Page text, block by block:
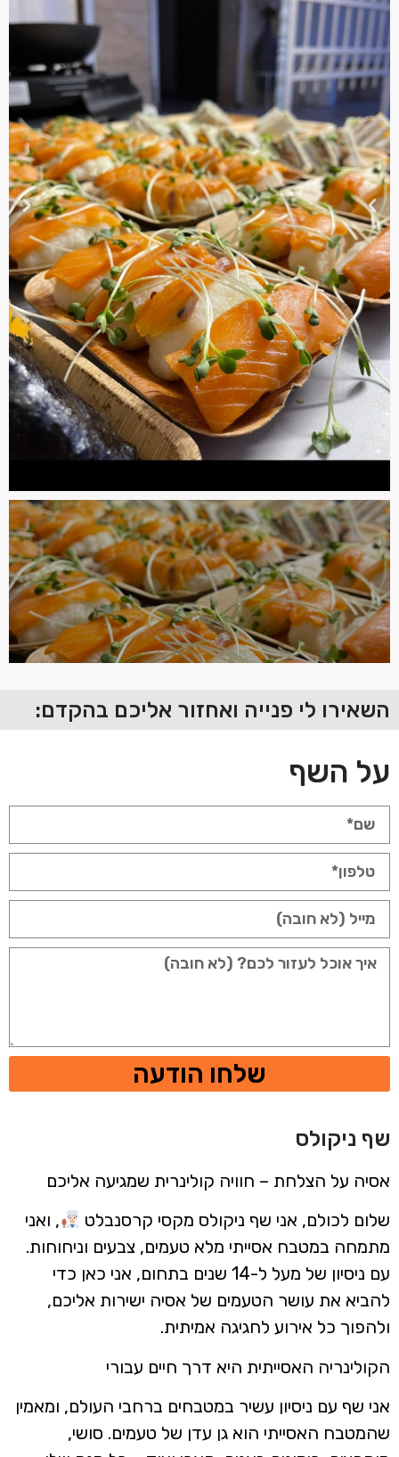
השאירו לי פנייה ואחזור אליכם בהקדם:
על השף
שלחו הודעה
שף ניקולס
אסיה על הצלחת – חוויה קולינרית שמגיעה אליכם
שלום לכולם, אני שף ניקולס מקסי קרסנבלט
, ואני
מתמחה במטבח אסייתי מלא טעמים, צבעים וניחוחות.
עם ניסיון של מעל ל-14 שנים בתחום, אני כאן כדי
להביא את עושר הטעמים של אסיה ישירות אליכם,
ולהפוך כל אירוע לחגיגה אמיתית.
הקולינריה האסייתית היא דרך חיים עבורי
אני שף עם ניסיון עשיר במטבחים ברחבי העולם, ומאמין
שהמטבח האסייתי הוא גן עדן של טעמים. סושי,